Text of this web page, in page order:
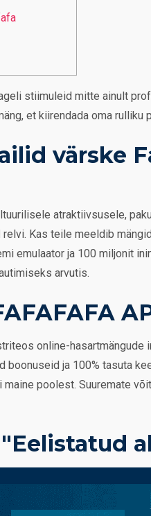
stiimuleid mitte ainult
et kiirendada oma
värske
atraktiivsusele,
Kas teile meeldib
emulaator ja 100 miljonit
arvutis.
online-
boonuseid ja 100% tasuta
poolest. Suuremate